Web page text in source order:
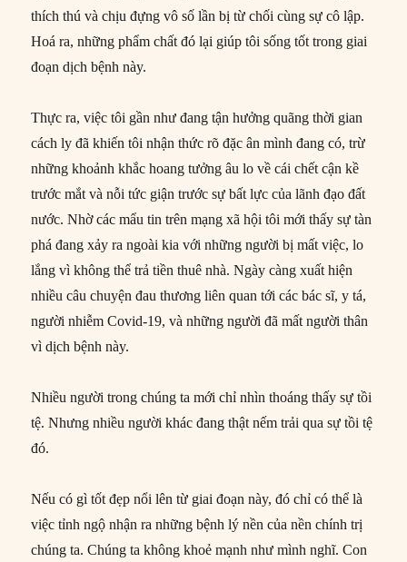
thích thú và chịu đựng vô số lần bị từ chối cùng sự cô lập.
Hoá ra, những phẩm chất đó lại giúp tôi sống tốt trong giai
đoạn dịch bệnh này.
Thực ra, việc tôi gần như đang tận hưởng quãng thời gian
cách ly đã khiến tôi nhận thức rõ đặc ân mình đang có, trừ
những khoảnh khắc hoang tưởng âu lo về cái chết cận kề
trước mắt và nỗi tức giận trước sự bất lực của lãnh đạo đất
nước. Nhờ các mẩu tin trên mạng xã hội tôi mới thấy sự tàn
phá đang xảy ra ngoài kia với những người bị mất việc, lo
lắng vì không thể trả tiền thuê nhà. Ngày càng xuất hiện
nhiều câu chuyện đau thương liên quan tới các bác sĩ, y tá,
người nhiễm Covid-19, và những người đã mất người thân
vì dịch bệnh này.
Nhiều người trong chúng ta mới chỉ nhìn thoáng thấy sự tồi
tệ. Nhưng nhiều người khác đang thật nếm trải qua sự tồi tệ
đó.
Nếu có gì tốt đẹp nổi lên từ giai đoạn này, đó chỉ có thể là
việc tỉnh ngộ nhận ra những bệnh lý nền của nền chính trị
chúng ta. Chúng ta không khoẻ mạnh như mình nghĩ. Con